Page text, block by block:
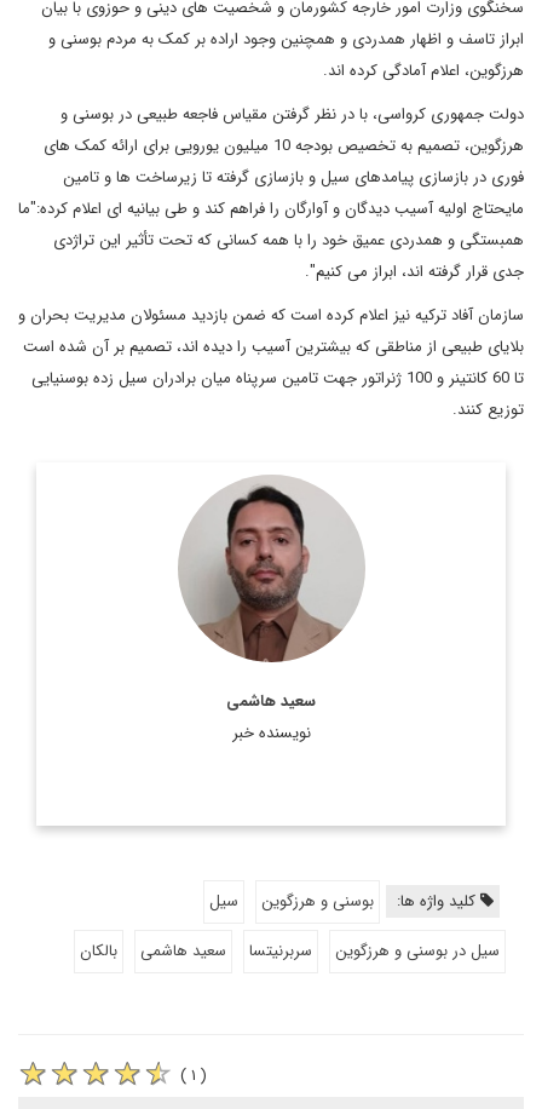
سخنگوی وزارت امور خارجه کشورمان و شخصیت های دینی و حوزوی با بیان
ابراز تاسف و اظهار همدردی و همچنین وجود اراده بر کمک به مردم بوسنی و
هرزگوین، اعلام آمادگی کرده اند.
دولت جمهوری کرواسی، با در نظر گرفتن مقیاس فاجعه طبیعی در بوسنی و
هرزگوین، تصمیم به تخصیص بودجه 10 میلیون یورویی برای ارائه کمک های
فوری در بازسازی پیامدهای سیل و بازسازی گرفته تا زیرساخت ها و تامین
مایحتاج اولیه آسیب دیدگان و آوارگان را فراهم کند و طی بیانیه ای اعلام کرده:"ما
همبستگی و همدردی عمیق خود را با همه کسانی که تحت تأثیر این تراژدی
جدی قرار گرفته اند، ابراز می کنیم".
سازمان آفاد ترکیه نیز اعلام کرده است که ضمن بازدید مسئولان مدیریت بحران و
بلایای طبیعی از مناطقی که بیشترین آسیب را دیده اند، تصمیم بر آن شده است
تا 60 کانتینر و 100 ژنراتور جهت تامین سرپناه میان برادران سیل زده بوسنیایی
توزیع کنند.
سعید هاشمی
نویسنده خبر
کارشناس حوزه شرق اروپا و دکتری تخصصی جامعه شناسی
سیاسی
اطلاعات بیشتر
کلید واژه ها: بوسنی و هرزگوین
سیل
سیل در بوسنی و هرزگوین
سربرنیتسا سعید هاشمی بالکان
( ۱ )